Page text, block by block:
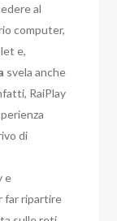
al
computer,
e,
svela anche
RaiPlay
di
e
far ripartire